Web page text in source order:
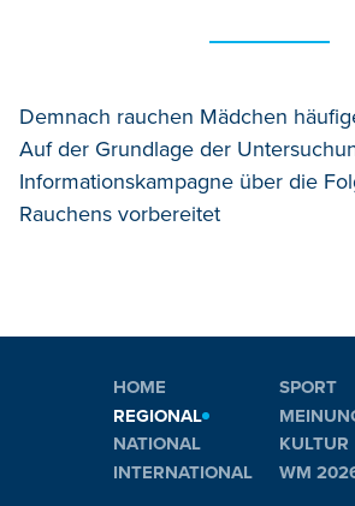
Demnach rauchen Mädchen
Auf der Grundlage der
Informationskampagne über die
Rauchens vorbereitet
HOME
REGIONAL
NATIONAL
INTERNATIONAL
SPORT
KULTUR
WM